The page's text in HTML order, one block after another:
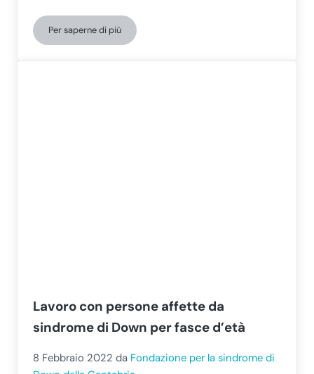
Per saperne di piùIntervento cognitivo nelle persone con la sindrome di
Lavoro con persone affette da
sindrome di Down per fasce d’età
8 Febbraio 2022 da Fondazione per la sindrome di